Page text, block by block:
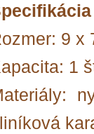
9 x
1